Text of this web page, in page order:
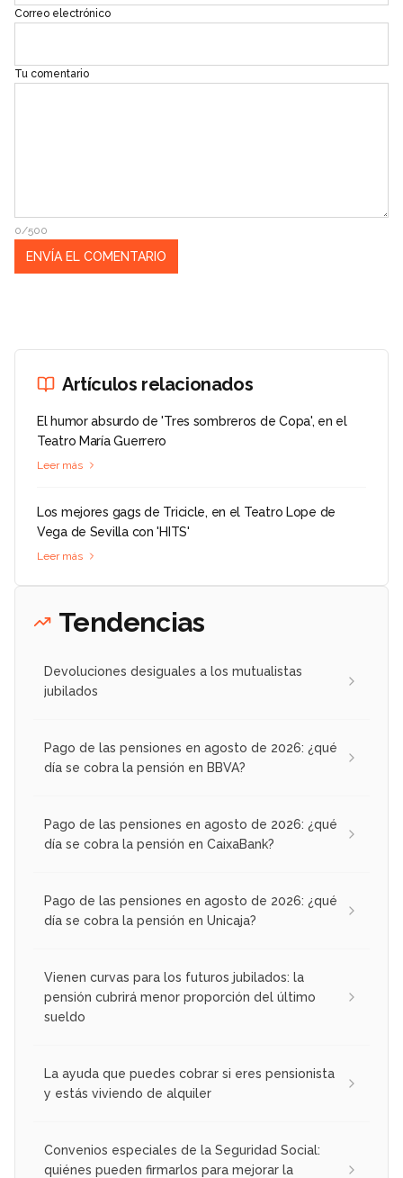
Correo electrónico
Tu comentario
0/500
Artículos relacionados
El humor absurdo de 'Tres sombreros de Copa', en el
Teatro María Guerrero
Leer más
Los mejores gags de Tricicle, en el Teatro Lope de
Vega de Sevilla con 'HITS'
Leer más
Tendencias
Devoluciones desiguales a los mutualistas
jubilados
Pago de las pensiones en agosto de 2026: ¿qué
día se cobra la pensión en BBVA?
Pago de las pensiones en agosto de 2026: ¿qué
día se cobra la pensión en CaixaBank?
Pago de las pensiones en agosto de 2026: ¿qué
día se cobra la pensión en Unicaja?
Vienen curvas para los futuros jubilados: la
pensión cubrirá menor proporción del último
sueldo
La ayuda que puedes cobrar si eres pensionista
y estás viviendo de alquiler
Convenios especiales de la Seguridad Social:
quiénes pueden firmarlos para mejorar la